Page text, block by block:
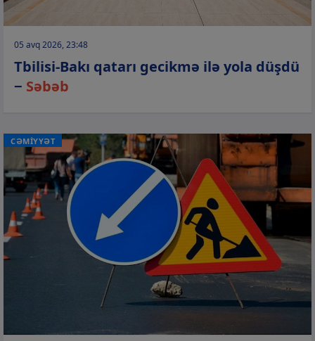
05 avq 2026, 23:48
Tbilisi-Bakı qatarı gecikmə ilə yola düşdü
− Səbəb
CƏMİYYƏT